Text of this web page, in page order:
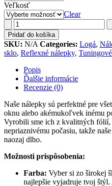
Veľkosť
Clear
Boobies
Make
Me
Smile
quantity
Pridať do košíka
SKU: N/A Categories: Logá,
sklo, Reflexné nálepky,
Popis
Ďalšie informácie
Recenzie (0)
Naše nálepky sú perfektné pre
oknu alebo akémukoľvek inému
Vyrobili sme ich z kvalitných
nepriaznivému počasiu, takže
naozaj dlho.
Možnosti prispôsobenia:
Farba: Vyber si zo širokej
najlepšie vyjadruje tvoj